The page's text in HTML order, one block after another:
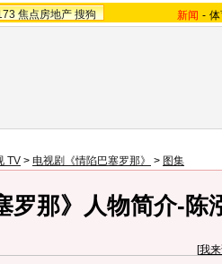
焦点房地产 搜狗 新闻 -
TV > 电视剧《情陷巴塞罗那》 > 图集
罗那》人物简介-陈
[我